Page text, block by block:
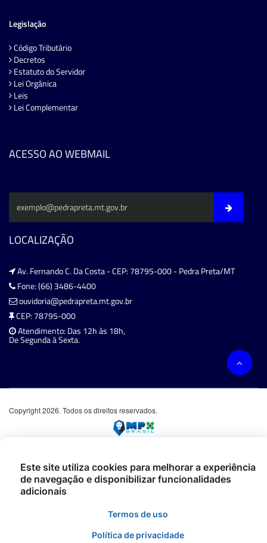
Legislação
Código Tributário
Decretos
Estatuto do Servidor
Lei Orgânica
Leis
Lei Complementar
ACESSO AO WEBMAIL
LOCALIZAÇÃO
Av. Fernando C. Da Costa - CEP: 78795-000 - Pedra Preta/MT
Fone: (66) 3486-4400
ouvidoria@pedrapreta.mt.gov.br
CEP: 78795-000
Atendimento: Das 12h às 18h,
De Segunda à Sexta.
Copyright 2026. Todos os direitos reservados.
Este site utiliza cookies para melhorar a experiência
de navegação e disponibilizar funcionalidades
adicionais
Termos de uso
Política de privacidade